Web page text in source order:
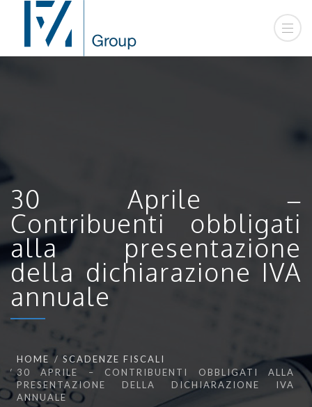
30 Aprile –
Contribuenti obbligati
alla presentazione
della dichiarazione IVA
annuale
HOME
SCADENZE FISCALI
30 APRILE – CONTRIBUENTI OBBLIGATI ALLA
PRESENTAZIONE DELLA DICHIARAZIONE IVA
ANNUALE